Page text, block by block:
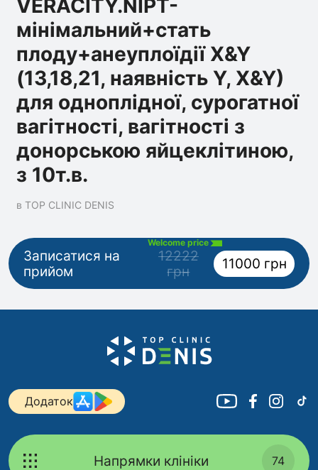
VERACITY.NIPT-
мінімальний+стать
плоду+анеуплоїдії X&Y
(13,18,21, наявність Y, X&Y)
для одноплідної, сурогатної
вагітності, вагітності з
донорською яйцеклітиною,
з 10т.в.
в TOP CLINIC DENIS
Записатися на
прийом
Welcome price
12222
грн
11000 грн
Додаток
Напрямки клініки 74